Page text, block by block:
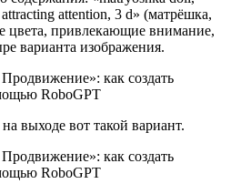
attention, 3 d» (матрёшка,
цвета, привлекающие внимание,
варианта изображения.
выходе вот такой вариант.